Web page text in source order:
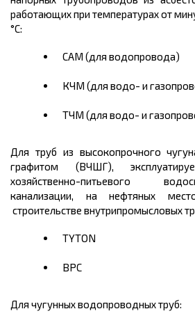
работающих при температурах от
°С:
САМ (для водопровода)
КЧМ (для водо- и
ТЧМ (для водо- и
Для труб из высокопрочного
графитом (ВЧШГ),
хозяйственно-питьевого
канализации, на нефтяных
строительстве внутрипромысловых
TYTON
BPC
Для чугунных водопроводных труб: